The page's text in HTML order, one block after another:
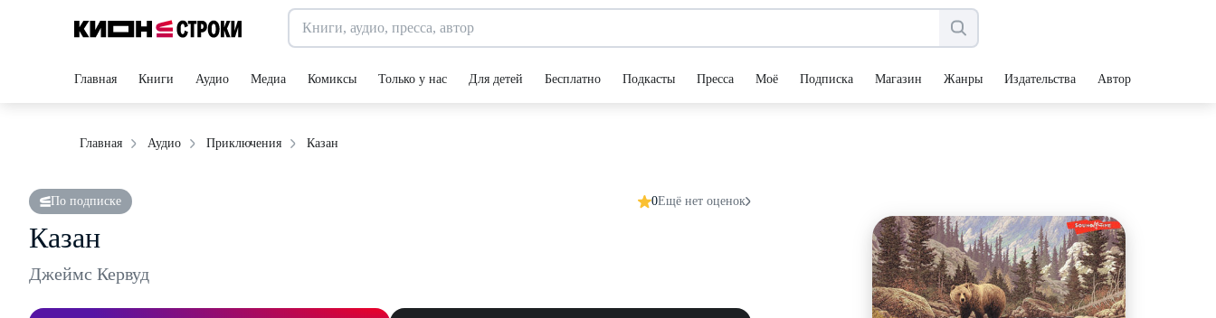
Главная Книги Аудио Медиа Комиксы Только у нас Для детей Бесплатно Подкасты Пресса Моё Подписка Магазин Жанры Издательства Авторы
Главная Аудио Приключения Казан
По подписке 0Ещё нет оценок
Казан
Джеймс Кервуд